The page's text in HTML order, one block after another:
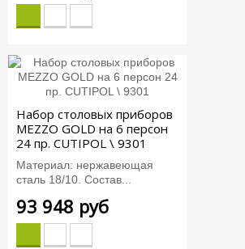
Набор столовых приборов
MEZZO GOLD на 6 персон
24 пр. CUTIPOL \ 9301
Материал: нержавеющая
сталь 18/10. Состав...
93 948 руб